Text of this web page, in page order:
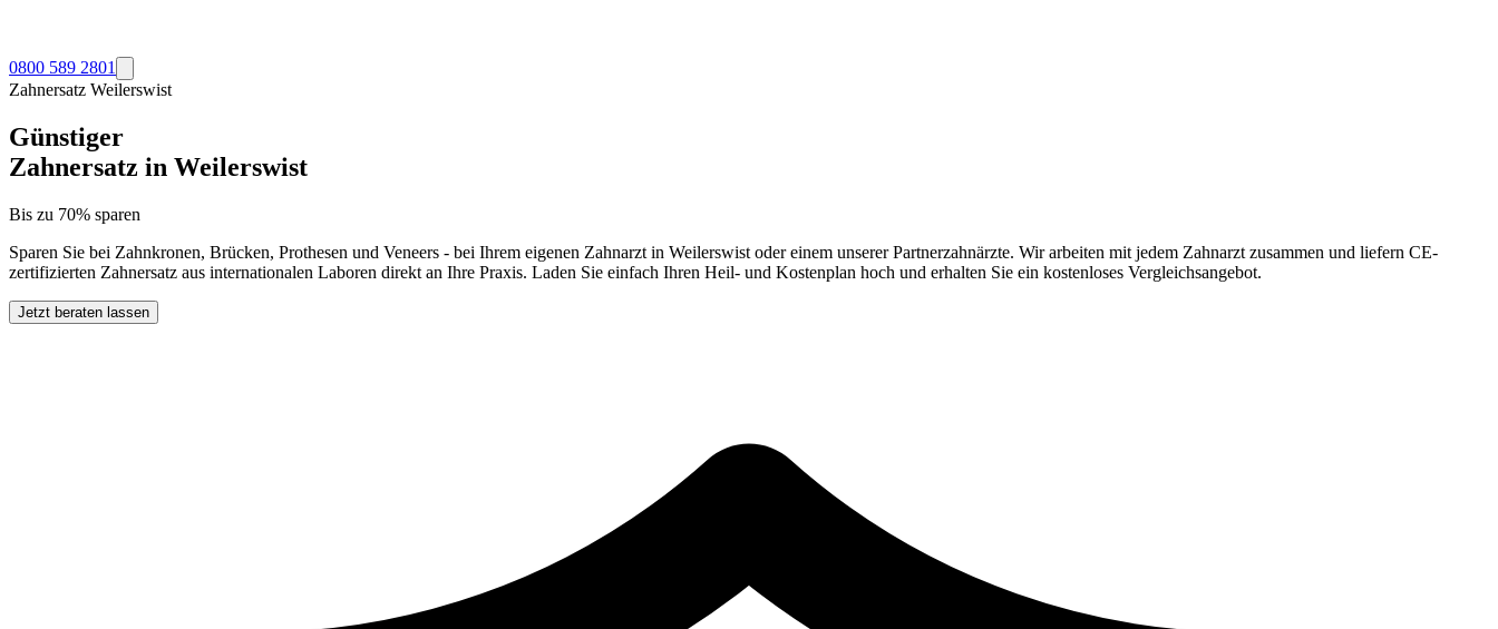
0800 589 2801
Zahnersatz Weilerswist
Günstiger
Zahnersatz in Weilerswist
Bis zu 70% sparen
Sparen Sie bei Zahnkronen, Brücken, Prothesen und Veneers - bei Ihrem eigenen Zahnarzt in Weilerswist oder einem unserer Partnerzahnärzte. Wir arbeiten mit jedem Zahnarzt zusammen und liefern CE-
zertifizierten Zahnersatz aus internationalen Laboren direkt an Ihre Praxis. Laden Sie einfach Ihren Heil- und Kostenplan hoch und erhalten Sie ein kostenloses Vergleichsangebot.
Jetzt beraten lassen